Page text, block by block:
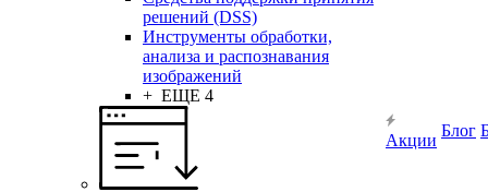
решений (DSS)
Инструменты обработки,
анализа и распознавания
изображений
+ ЕЩЕ 4
Акции
Блог